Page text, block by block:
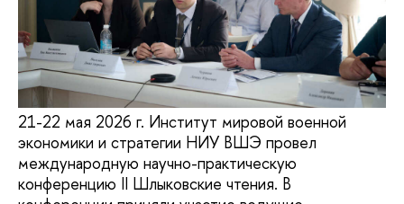
21-22 мая 2026 г. Институт мировой военной
экономики и стратегии НИУ ВШЭ провел
международную научно-практическую
конференцию II Шлыковские чтения. В